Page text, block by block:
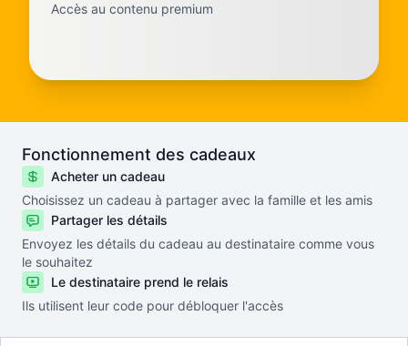
Accès au contenu premium
Fonctionnement des cadeaux
Acheter un cadeau
Choisissez un cadeau à partager avec la famille et les amis
Partager les détails
Envoyez les détails du cadeau au destinataire comme vous
le souhaitez
Le destinataire prend le relais
Ils utilisent leur code pour débloquer l'accès